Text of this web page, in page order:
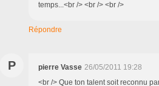
temps...<br /> <br /> <br />
Répondre
P pierre Vasse 26/05/2011 19:28
<br /> Que ton talent soit reconnu